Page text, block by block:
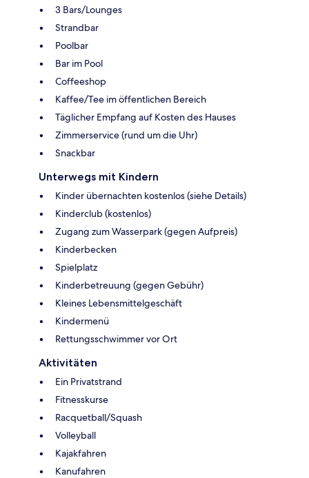
3 Bars/Lounges
Strandbar
Poolbar
Bar im Pool
Coffeeshop
Kaffee/Tee im öffentlichen Bereich
Täglicher Empfang auf Kosten des Hauses
Zimmerservice (rund um die Uhr)
Snackbar
Unterwegs mit Kindern
Kinder übernachten kostenlos (siehe Details)
Kinderclub (kostenlos)
Zugang zum Wasserpark (gegen Aufpreis)
Kinderbecken
Spielplatz
Kinderbetreuung (gegen Gebühr)
Kleines Lebensmittelgeschäft
Kindermenü
Rettungsschwimmer vor Ort
Aktivitäten
Ein Privatstrand
Fitnesskurse
Racquetball/Squash
Volleyball
Kajakfahren
Kanufahren